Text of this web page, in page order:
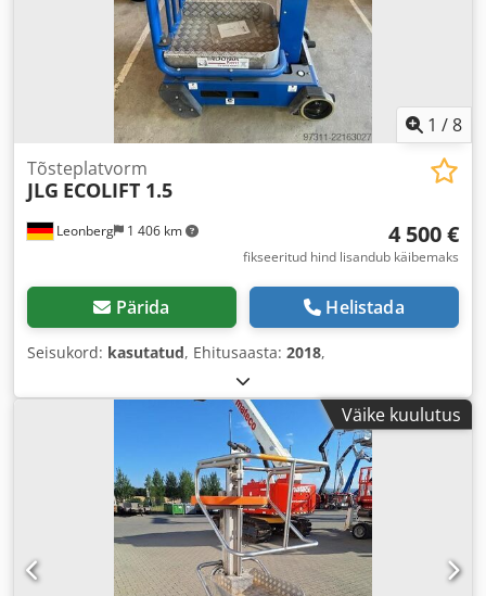
1 /8
Leonberg 1 406 km
Tõsteplatvorm
JLG ECOLIFT 1.5
4 500 €
fikseeritud hind lisandub käibemaks
Pärida Helistada
Seisukord: kasutatud, Ehitusaasta: 2018,
Väike kuulutus